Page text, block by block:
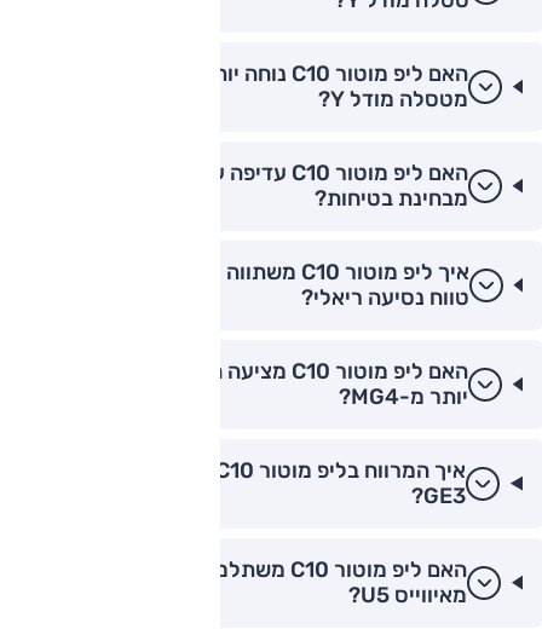
האם ליפ מוטור C10 נוחה יותר בנסיעה עירונית
מטסלה מודל Y?
מבחינת בטיחות?
טווח נסיעה ריאלי?
האם ליפ מוטור C10 מציעה חוויית פרימיום טובה
יותר מ-MG4?
GE3?
האם ליפ מוטור C10 משתלמת יותר לרכישה
מאיווייס U5?